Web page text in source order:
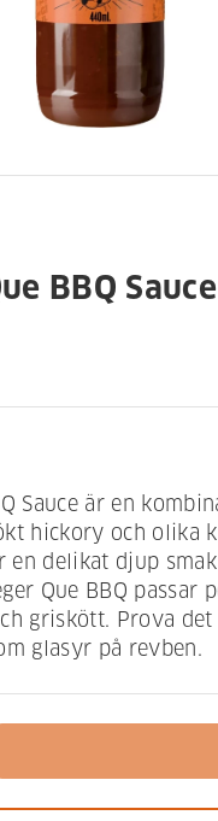
BBQ Sauce
Sauce är en
hickory och olika
en delikat djup
Que BBQ passar
griskött. Prova det
glasyr på revben.